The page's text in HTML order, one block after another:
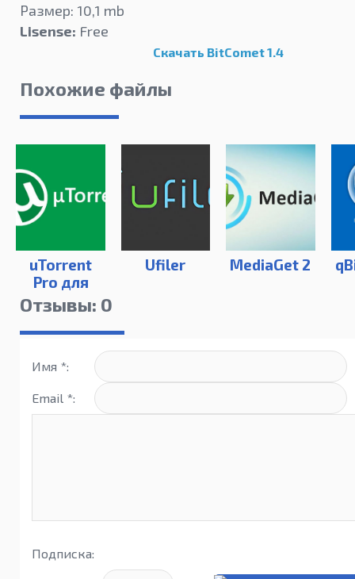
Размер: 10,1 mb
Lisense: Free
Скачать BitComet 1.4
Похожие файлы
uTorrent
Pro для
Windows
Ufiler MediaGet 2
Отзывы: 0
Имя *:
Email *:
Подписка: